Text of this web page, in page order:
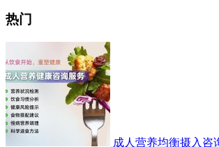
热门
成人营养均衡摄入咨